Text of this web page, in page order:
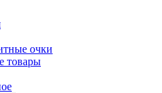
очки
товары